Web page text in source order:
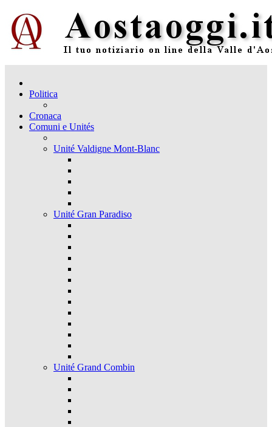
Politica
Cronaca
Comuni e Unités
Unité Valdigne Mont-Blanc
Unité Gran Paradiso
Unité Grand Combin